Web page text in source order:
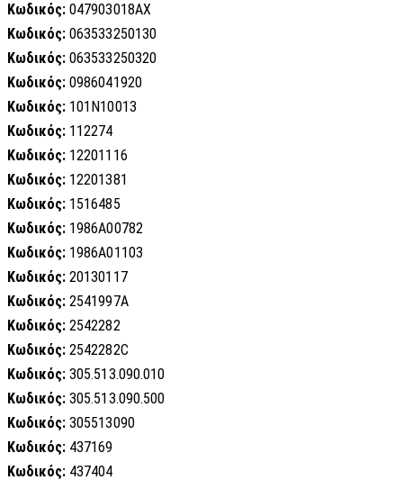
Κωδικός: 047903018AX
Κωδικός: 063533250130
Κωδικός: 063533250320
Κωδικός: 0986041920
Κωδικός: 101N10013
Κωδικός: 112274
Κωδικός: 12201116
Κωδικός: 12201381
Κωδικός: 1516485
Κωδικός: 1986A00782
Κωδικός: 1986A01103
Κωδικός: 20130117
Κωδικός: 2541997A
Κωδικός: 2542282
Κωδικός: 2542282C
Κωδικός: 305.513.090.010
Κωδικός: 305.513.090.500
Κωδικός: 305513090
Κωδικός: 437169
Κωδικός: 437404